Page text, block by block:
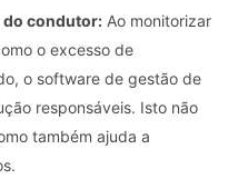
do condutor: Ao monitorizar
o excesso de
o software de gestão de
responsáveis. Isto não
também ajuda a